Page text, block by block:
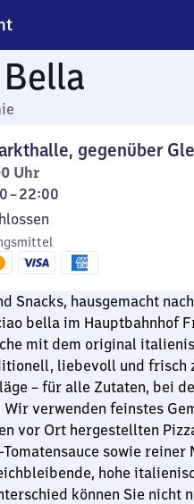
gegenüber
Uhr
–22:00
Snacks, hausgemacht
bella im Hauptbahnhof
mit dem original
liebevoll und frisch
– für alle Zutaten, bei
verwenden feinstes
vor Ort hergestellten
sowie reiner
hohe
können Sie nicht